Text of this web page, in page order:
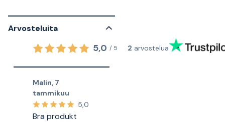
Arvosteluita
5,0 / 5 2 arvostelua
Malin, 7
tammikuu
5,0
Bra produkt